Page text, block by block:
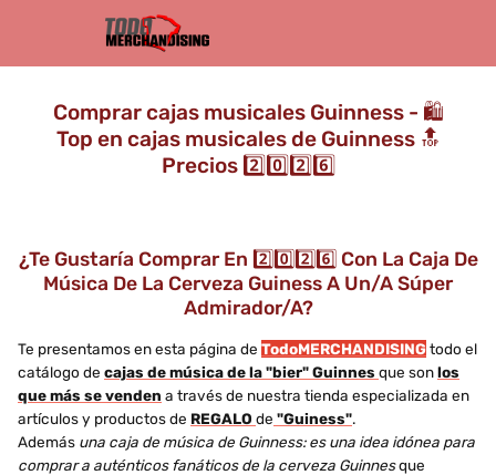
Comprar cajas musicales Guinness - 🛍️
Top en cajas musicales de Guinness 🔝
Precios 2️⃣0️⃣2️⃣6️⃣
¿Te Gustaría Comprar En 2️⃣0️⃣2️⃣6️⃣ Con La Caja De
Música De La Cerveza Guiness A Un/a Súper
Admirador/a?
Te presentamos en esta página de TodoMERCHANDISINGtodo el
catálogo de cajas de música de la "bier" Guinnes que sonlos
que más se venden a través de nuestra tienda especializada en
artículos y productos de REGALO de "Guiness".
Además una caja de música de Guinness: es una idea idónea para
comprar a auténticos fanáticos de la cerveza Guinnesque